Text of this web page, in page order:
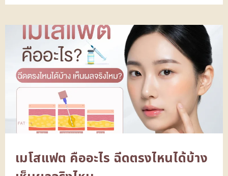
เมโสแฟต คืออะไร ฉีดตรงไหนได้บ้าง